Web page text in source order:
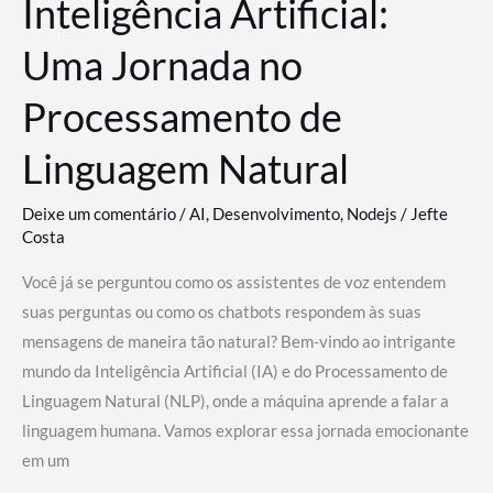
Inteligência Artificial:
Uma Jornada no
Processamento de
Linguagem Natural
Deixe um comentário/AI, Desenvolvimento, Nodejs / Jefte
Costa
Você já se perguntou como os assistentes de voz entendem
suas perguntas ou como os chatbots respondem às suas
mensagens de maneira tão natural? Bem-vindo ao intrigante
mundo da Inteligência Artificial (IA) e do Processamento de
Linguagem Natural (NLP), onde a máquina aprende a falar a
linguagem humana. Vamos explorar essa jornada emocionante
em um